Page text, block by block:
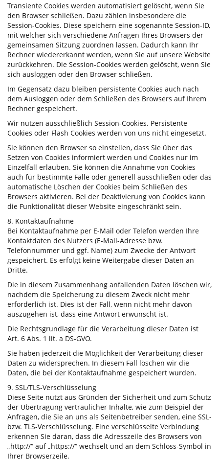
Transiente Cookies werden automatisiert gelöscht, wenn Sie
den Browser schließen. Dazu zählen insbesondere die
Session-Cookies. Diese speichern eine sogenannte Session-ID,
mit welcher sich verschiedene Anfragen Ihres Browsers der
gemeinsamen Sitzung zuordnen lassen. Dadurch kann Ihr
Rechner wiedererkannt werden, wenn Sie auf unsere Website
zurückkehren. Die Session-Cookies werden gelöscht, wenn Sie
sich ausloggen oder den Browser schließen.
Im Gegensatz dazu bleiben persistente Cookies auch nach
dem Ausloggen oder dem Schließen des Browsers auf Ihrem
Rechner gespeichert.
Wir nutzen ausschließlich Session-Cookies. Persistente
Cookies oder Flash Cookies werden von uns nicht eingesetzt.
Sie können den Browser so einstellen, dass Sie über das
Setzen von Cookies informiert werden und Cookies nur im
Einzelfall erlauben. Sie können die Annahme von Cookies
auch für bestimmte Fälle oder generell ausschließen oder das
automatische Löschen der Cookies beim Schließen des
Browsers aktivieren. Bei der Deaktivierung von Cookies kann
die Funktionalität dieser Website eingeschränkt sein.
8. Kontaktaufnahme
Bei Kontaktaufnahme per E-Mail oder Telefon werden Ihre
Kontaktdaten des Nutzers (E-Mail-Adresse bzw.
Telefonnummer und ggf. Name) zum Zwecke der Antwort
gespeichert. Es erfolgt keine Weitergabe dieser Daten an
Dritte.
Die in diesem Zusammenhang anfallenden Daten löschen wir,
nachdem die Speicherung zu diesem Zweck nicht mehr
erforderlich ist. Dies ist der Fall, wenn nicht mehr davon
auszugehen ist, dass eine Antwort erwünscht ist.
Die Rechtsgrundlage für die Verarbeitung dieser Daten ist
Art. 6 Abs. 1 lit. a DS-GVO.
Sie haben jederzeit die Möglichkeit der Verarbeitung dieser
Daten zu widersprechen. In diesem Fall löschen wir die
Daten, die bei der Kontaktaufnahme gespeichert wurden.
9. SSL/TLS-Verschlüsselung
Diese Seite nutzt aus Gründen der Sicherheit und zum Schutz
der Übertragung vertraulicher Inhalte, wie zum Beispiel der
Anfragen, die Sie an uns als Seitenbetreiber senden, eine SSL-
bzw. TLS-Verschlüsselung. Eine verschlüsselte Verbindung
erkennen Sie daran, dass die Adresszeile des Browsers von
„http://“ auf „https://“ wechselt und an dem Schloss-Symbol in
Ihrer Browserzeile.